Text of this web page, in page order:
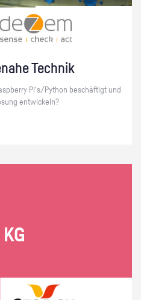
Tech­nik
Pi's/Py­thon be­schäf­tigt und
ent­wi­ckeln?